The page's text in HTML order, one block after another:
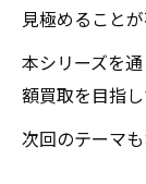
見極めることが
本シリーズを
額買取を目指し
次回のテーマ